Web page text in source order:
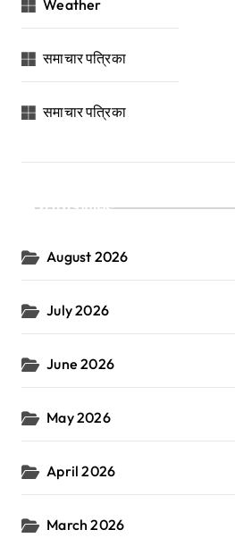
Weather
समाचार पत्रिका
समाचार पत्रिका
Archives
August 2026
July 2026
June 2026
May 2026
April 2026
March 2026